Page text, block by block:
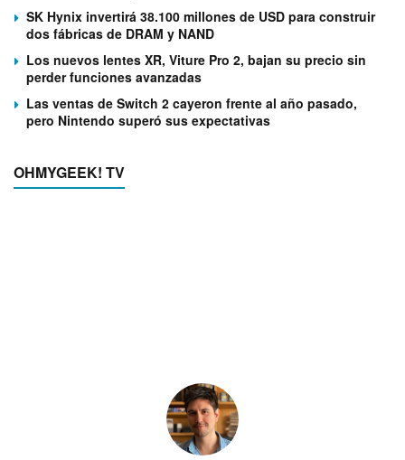
SK Hynix invertirá 38.100 millones de USD para construir
dos fábricas de DRAM y NAND
Los nuevos lentes XR, Viture Pro 2, bajan su precio sin
perder funciones avanzadas
Las ventas de Switch 2 cayeron frente al año pasado,
pero Nintendo superó sus expectativas
OHMYGEEK! TV